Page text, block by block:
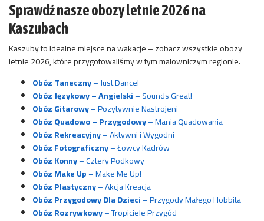
Sprawdź nasze obozy letnie 2026 na
Kaszubach
Kaszuby to idealne miejsce na wakacje – zobacz wszystkie obozy
letnie 2026, które przygotowaliśmy w tym malowniczym regionie.
Obóz Taneczny– Just Dance!
Obóz Językowy – Angielski– Sounds Great!
Obóz Gitarowy– Pozytywnie Nastrojeni
Obóz Quadowo – Przygodowy– Mania Quadowania
Obóz Rekreacyjny– Aktywni i Wygodni
Obóz Fotograficzny– Łowcy Kadrów
Obóz Konny– Cztery Podkowy
Obóz Make Up– Make Me Up!
Obóz Plastyczny– Akcja Kreacja
Obóz Przygodowy Dla Dzieci– Przygody Małego Hobbita
Obóz Rozrywkowy– Tropiciele Przygód